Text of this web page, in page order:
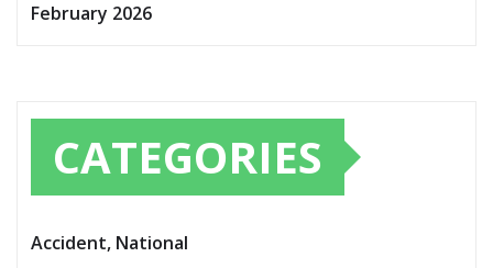
February 2026
CATEGORIES
Accident, National